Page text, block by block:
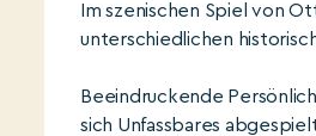
Im szenischen Spiel von
unterschiedlichen
Beeindruckende
sich Unfassbares